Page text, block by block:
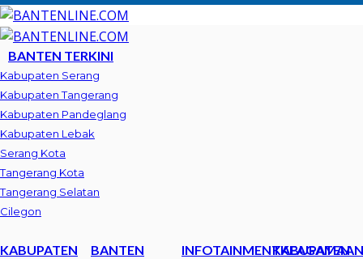
BANTEN TERKINI
Kabupaten Serang
Kabupaten Tangerang
Kabupaten Pandeglang
Kabupaten Lebak
Serang Kota
Tangerang Kota
Tangerang Selatan
Cilegon
KABUPATEN
BANTEN
INFOTAINMENTKEAGAMAAN
KABUPATEN